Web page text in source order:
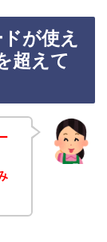
が使え
超えて